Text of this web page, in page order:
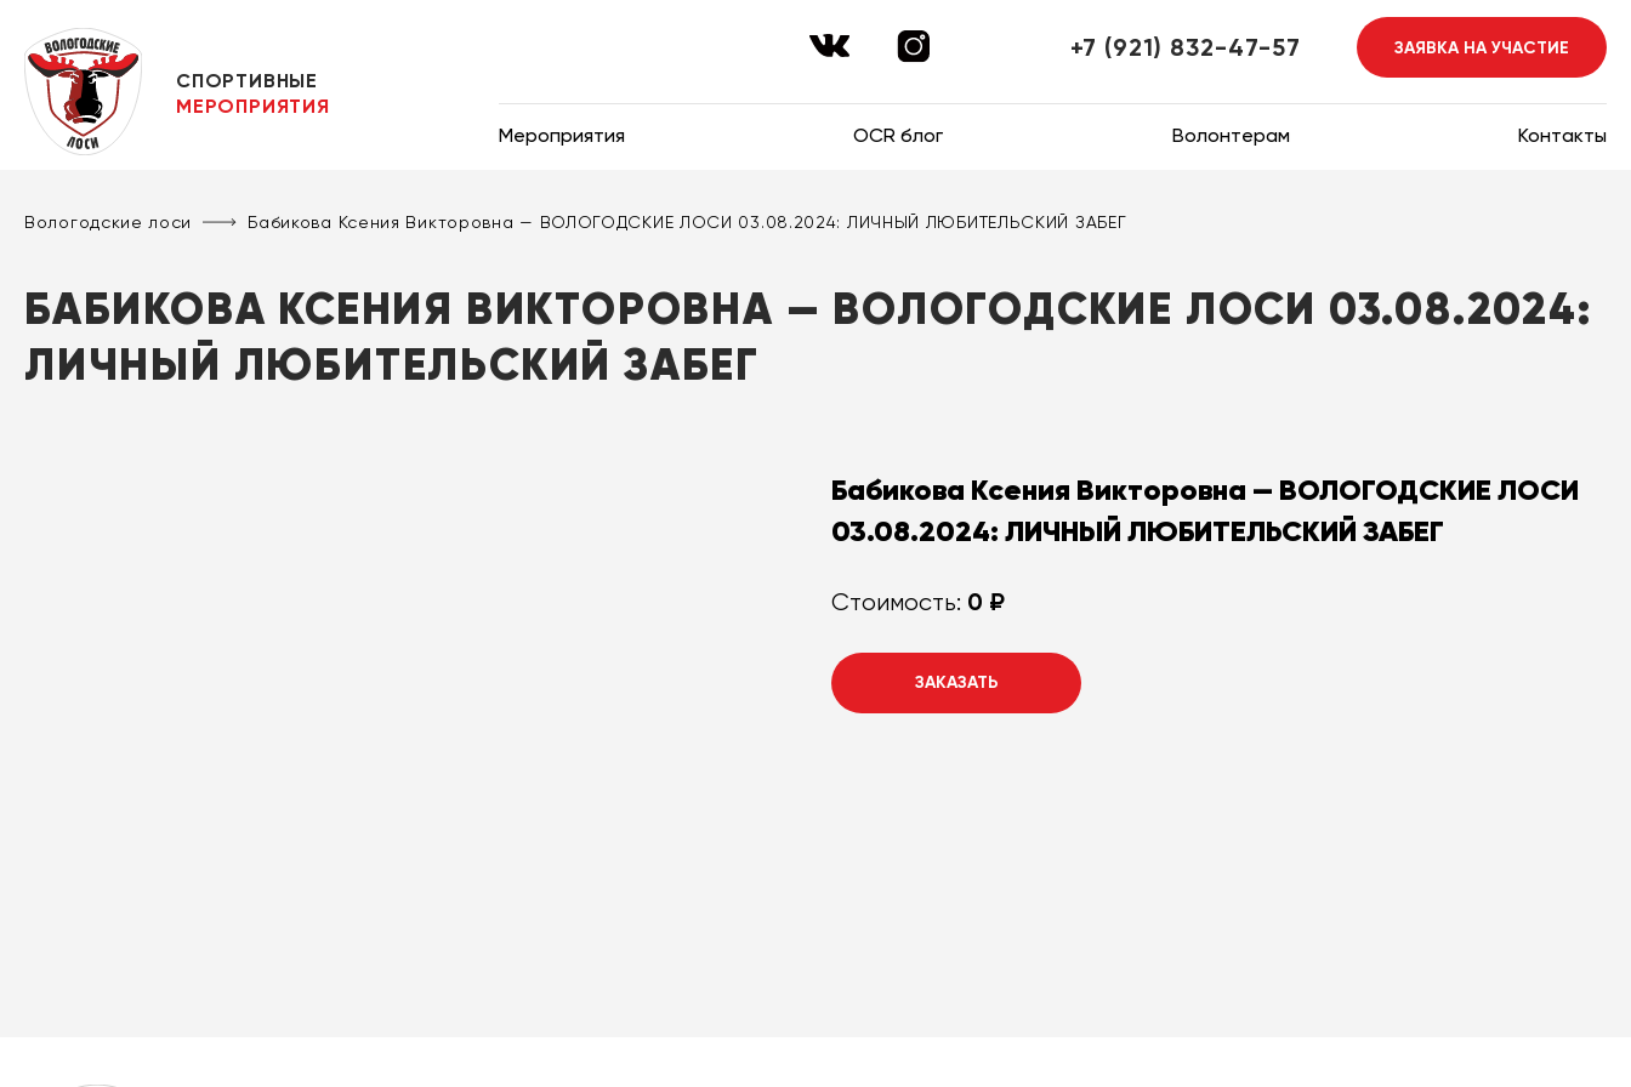
СПОРТИВНЫЕ
МЕРОПРИЯТИЯ
+7 (921) 832-47-57 ЗАЯВКА НА УЧАСТИЕ
Мероприятия OCR блог Волонтерам Контакты
Вологодские лоси Бабикова Ксения Викторовна — ВОЛОГОДСКИЕ ЛОСИ 03.08.2024: ЛИЧНЫЙ ЛЮБИТЕЛЬСКИЙ ЗАБЕГ
БАБИКОВА КСЕНИЯ ВИКТОРОВНА — ВОЛОГОДСКИЕ ЛОСИ 03.08.2024:
ЛИЧНЫЙ ЛЮБИТЕЛЬСКИЙ ЗАБЕГ
Бабикова Ксения Викторовна — ВОЛОГОДСКИЕ ЛОСИ
03.08.2024: ЛИЧНЫЙ ЛЮБИТЕЛЬСКИЙ ЗАБЕГ
Стоимость: 0 ₽
ЗАКАЗАТЬ